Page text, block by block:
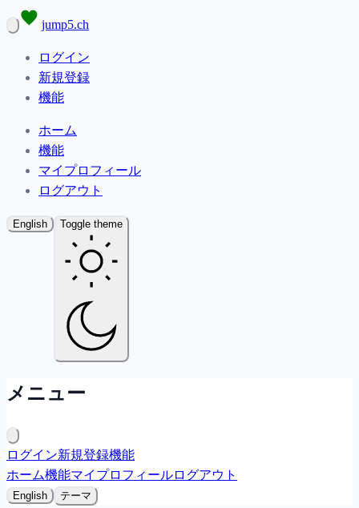
jump5.ch
ログイン
新規登録
機能
ホーム
機能
マイプロフィール
ログアウト
English Toggle theme
メニュー
ログイン新規登録機能
ホーム機能マイプロフィールログアウト
English テーマ